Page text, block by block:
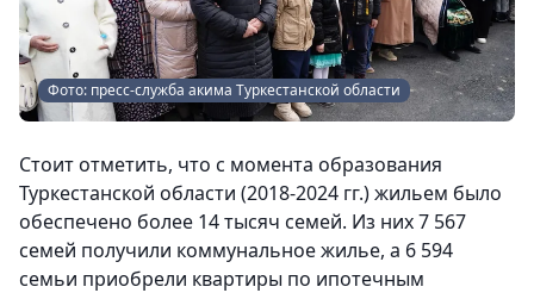
Фото: пресс-служба акима Туркестанской области
Стоит отметить, что с момента образования
Туркестанской области (2018-2024 гг.) жильем было
обеспечено более 14 тысяч семей. Из них 7 567
семей получили коммунальное жилье, а 6 594
семьи приобрели квартиры по ипотечным